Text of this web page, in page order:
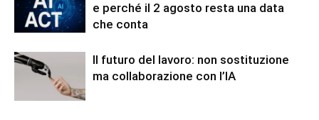
e perché il 2 agosto resta una data
che conta
Il futuro del lavoro: non sostituzione
ma collaborazione con l’IA